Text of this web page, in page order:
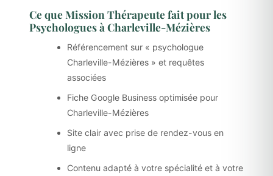
Ce que Mission Thérapeute fait pour les
Psychologues à Charleville-Mézières
Référencement sur « psychologue
Charleville-Mézières » et requêtes
associées
Fiche Google Business optimisée pour
Charleville-Mézières
Site clair avec prise de rendez-vous en
ligne
Contenu adapté à votre spécialité et à votre